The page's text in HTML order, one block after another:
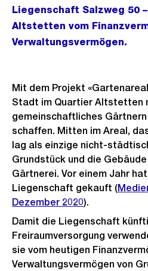
Liegenschaft Salzweg 50
Altstetten vom
Verwaltungsvermögen.
Mit dem Projekt
Stadt im Quartier Altstetten
gemeinschaftliches
schaffen. Mitten im Areal,
lag als einzige nicht-
Grundstück und die
Gärtnerei. Vor einem Jahr
Liegenschaft gekauft (
Dezember 2020).
Damit die Liegenschaft
Freiraumversorgung
sie vom heutigen
Verwaltungsvermögen von